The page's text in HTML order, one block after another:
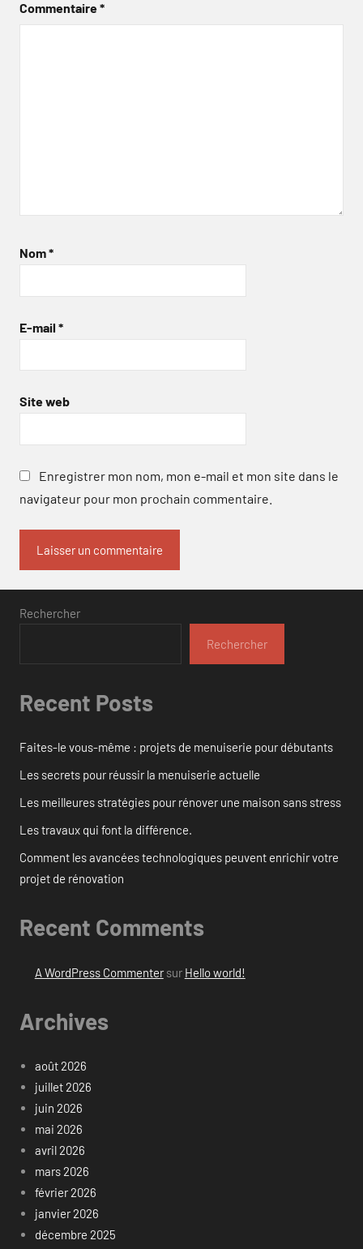
Commentaire*
Nom*
E-mail *
Site web
Enregistrer mon nom, mon e-mail et mon site dans le
navigateur pour mon prochain commentaire.
Rechercher
Rechercher
Recent Posts
Faites-le vous-même : projets de menuiserie pour débutants
Les secrets pour réussir la menuiserie actuelle
Les meilleures stratégies pour rénover une maison sans stress
Les travaux qui font la différence.
Comment les avancées technologiques peuvent enrichir votre
projet de rénovation
Recent Comments
A WordPress Commentersur Hello world!
Archives
août 2026
juillet 2026
juin 2026
mai 2026
avril 2026
mars 2026
février 2026
janvier 2026
décembre 2025